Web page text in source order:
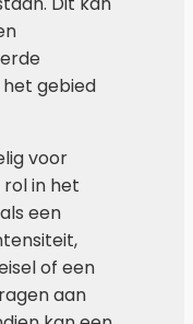
gebied
voor
in het
een
of een
aan